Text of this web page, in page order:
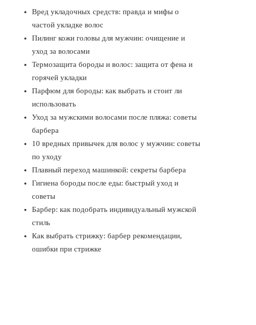
Вред укладочных средств: правда и мифы о
частой укладке волос
Пилинг кожи головы для мужчин: очищение и
уход за волосами
Термозащита бороды и волос: защита от фена и
горячей укладки
Парфюм для бороды: как выбрать и стоит ли
использовать
Уход за мужскими волосами после пляжа: советы
барбера
10 вредных привычек для волос у мужчин: советы
по уходу
Плавный переход машинкой: секреты барбера
Гигиена бороды после еды: быстрый уход и
советы
Барбер: как подобрать индивидуальный мужской
стиль
Как выбрать стрижку: барбер рекомендации,
ошибки при стрижке